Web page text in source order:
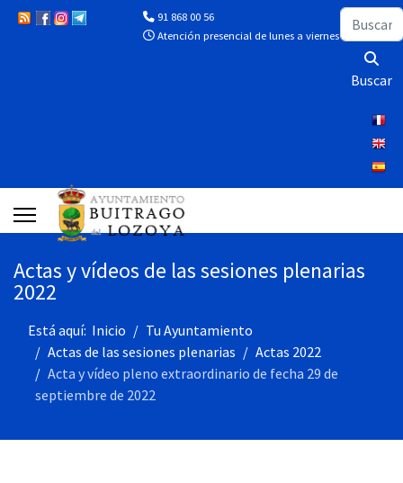
91 868 00 56
Atención presencial de lunes a viernes de 10:00 a
Buscar
Buscar
Actas y vídeos de las sesiones plenarias
2022
Está aquí: Inicio
Tu Ayuntamiento
Actas de las sesiones plenarias
Actas 2022
Acta y vídeo pleno extraordinario de fecha 29 de
septiembre de 2022